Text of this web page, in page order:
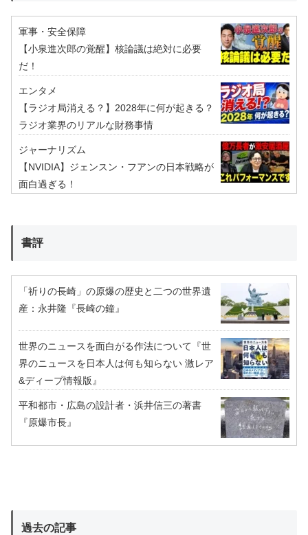
軍事・安全保障
【小泉進次郎の覚醒】核論議は絶対に必要
だ！
エンタメ
【ラジオ局消える？】2028年に何が起きる？
ラジオ業界のリアルな財務事情
ジャーナリズム
【NVIDIA】ジェンスン・フアンの日本戦略が
面白過ぎる！
書評
「祈りの長崎」の原爆の歴史と二つの世界遺
産：永井隆『長崎の鐘』
世界のニュースを面白がる作法について『世
界のニュースを日本人は何も知らない 激レア
&ディープ情報版』
平和都市・広島の設計者・浜井信三の著書
『原爆市長』
過去の記事